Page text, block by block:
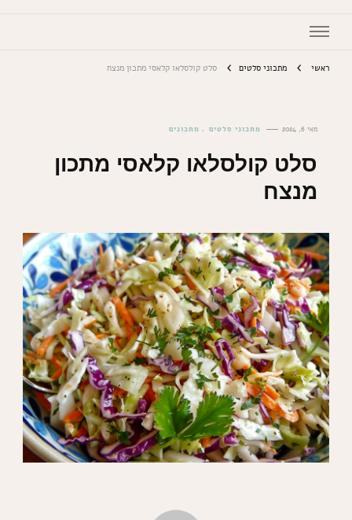
ראשי מתכוני סלטים סלט קולסלאו קלאסי מתכון מנצח
מאי 6, 2024 מתכוני סלטים מתכונים
סלט קולסלאו קלאסי מתכון
מנצח